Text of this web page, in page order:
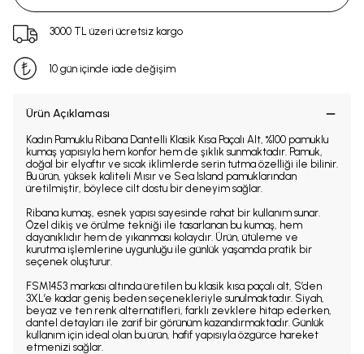
3000 TL üzeri ücretsiz kargo
10 gün içinde iade değişim
Ürün Açıklaması
Kadın Pamuklu Ribana Dantelli Klasik Kısa Paçalı Alt, %100 pamuklu
kumaş yapısıyla hem konfor hem de şıklık sunmaktadır. Pamuk,
doğal bir elyaftır ve sıcak iklimlerde serin tutma özelliği ile bilinir.
Bu ürün, yüksek kaliteli Mısır ve Sea Island pamuklarından
üretilmiştir, böylece cilt dostu bir deneyim sağlar.
Ribana kumaş, esnek yapısı sayesinde rahat bir kullanım sunar.
Özel dikiş ve örülme tekniği ile tasarlanan bu kumaş, hem
dayanıklıdır hem de yıkanması kolaydır. Ürün, ütüleme ve
kurutma işlemlerine uygunluğu ile günlük yaşamda pratik bir
seçenek oluşturur.
FSM1453 markası altında üretilen bu klasik kısa paçalı alt, S’den
3XL’e kadar geniş beden seçenekleriyle sunulmaktadır. Siyah,
beyaz ve ten renk alternatifleri, farklı zevklere hitap ederken,
dantel detayları ile zarif bir görünüm kazandırmaktadır. Günlük
kullanım için ideal olan bu ürün, hafif yapısıyla özgürce hareket
etmenizi sağlar.